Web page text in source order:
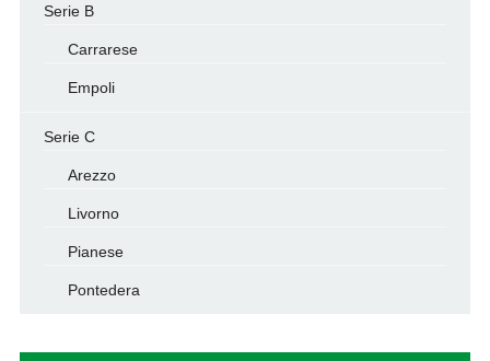
Serie B
Carrarese
Empoli
Serie C
Arezzo
Livorno
Pianese
Pontedera